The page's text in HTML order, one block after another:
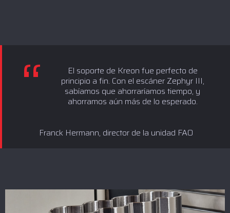
El soporte de Kreon fue perfecto de
principio a fin. Con el escáner Zephyr III,
sabíamos que ahorraríamos tiempo, y
ahorramos aún más de lo esperado.
Franck Hermann, director de la unidad FAO